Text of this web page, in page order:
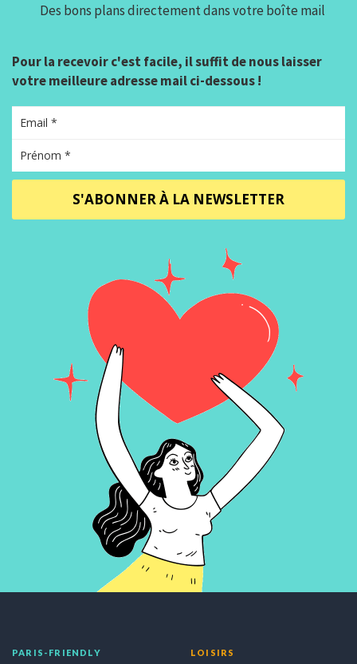
Des bons plans directement dans votre boîte mail
Pour la recevoir c'est facile, il suffit de nous laisser
votre meilleure adresse mail ci-dessous !
S'ABONNER À LA NEWSLETTER
PARIS-FRIENDLY LOISIRS